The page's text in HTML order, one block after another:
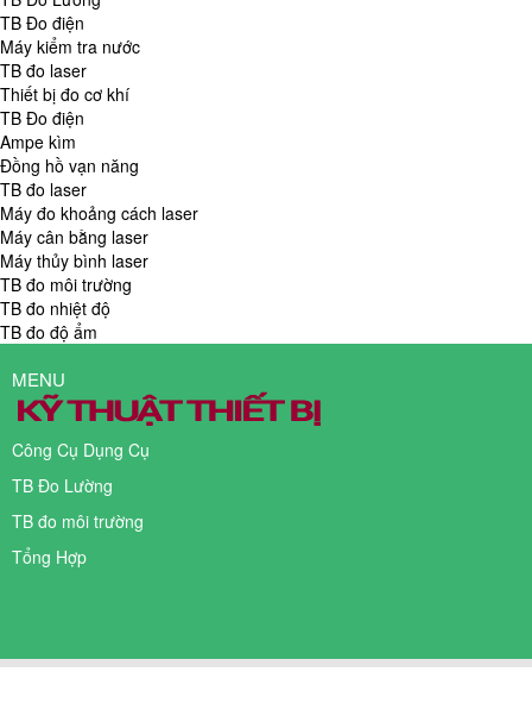
TB Đo điện
Máy kiểm tra nước
TB đo laser
Thiết bị đo cơ khí
TB Đo điện
Ampe kìm
Đồng hồ vạn năng
TB đo laser
Máy đo khoảng cách laser
Máy cân bằng laser
Máy thủy bình laser
TB đo môi trường
TB đo nhiệt độ
TB đo độ ẩm
MENU
Công Cụ Dụng Cụ
TB Đo Lường
TB đo môi trường
Tổng Hợp